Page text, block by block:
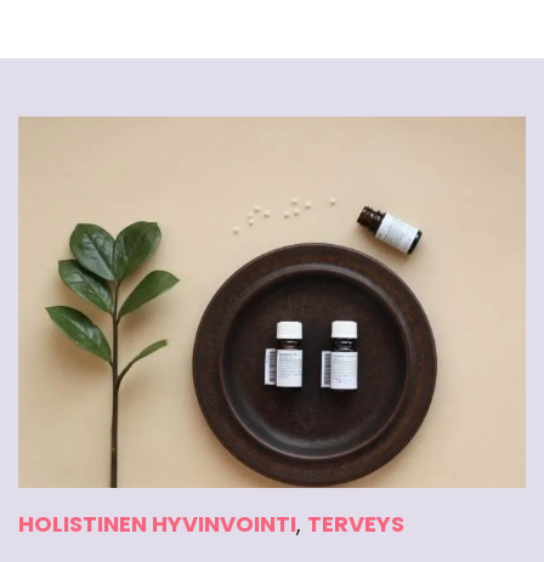
HOLISTINEN HYVINVOINTI, TERVEYS